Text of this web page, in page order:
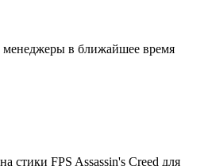
в ближайшее время
стики FPS Assassin's Creed для